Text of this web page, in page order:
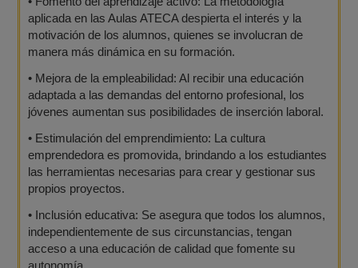
aplicada en las Aulas ATECA despierta el interés y la
motivación de los alumnos, quienes se involucran de
manera más dinámica en su formación.
• Mejora de la empleabilidad: Al recibir una educación
adaptada a las demandas del entorno profesional, los
jóvenes aumentan sus posibilidades de inserción laboral.
• Estimulación del emprendimiento: La cultura
emprendedora es promovida, brindando a los estudiantes
las herramientas necesarias para crear y gestionar sus
propios proyectos.
• Inclusión educativa: Se asegura que todos los alumnos,
independientemente de sus circunstancias, tengan
acceso a una educación de calidad que fomente su